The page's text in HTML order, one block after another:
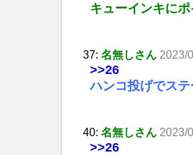
キューインキに
37: 名無しさん 2023/
>>26
ハンコ投げでス
40: 名無しさん 2023/
>>26